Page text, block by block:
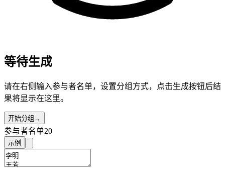
等待生成
请在右侧输入参与者名单，设置分组方式，点击生成按钮后结
果将显示在这里。
开始分组 →
参与者名单20
示例